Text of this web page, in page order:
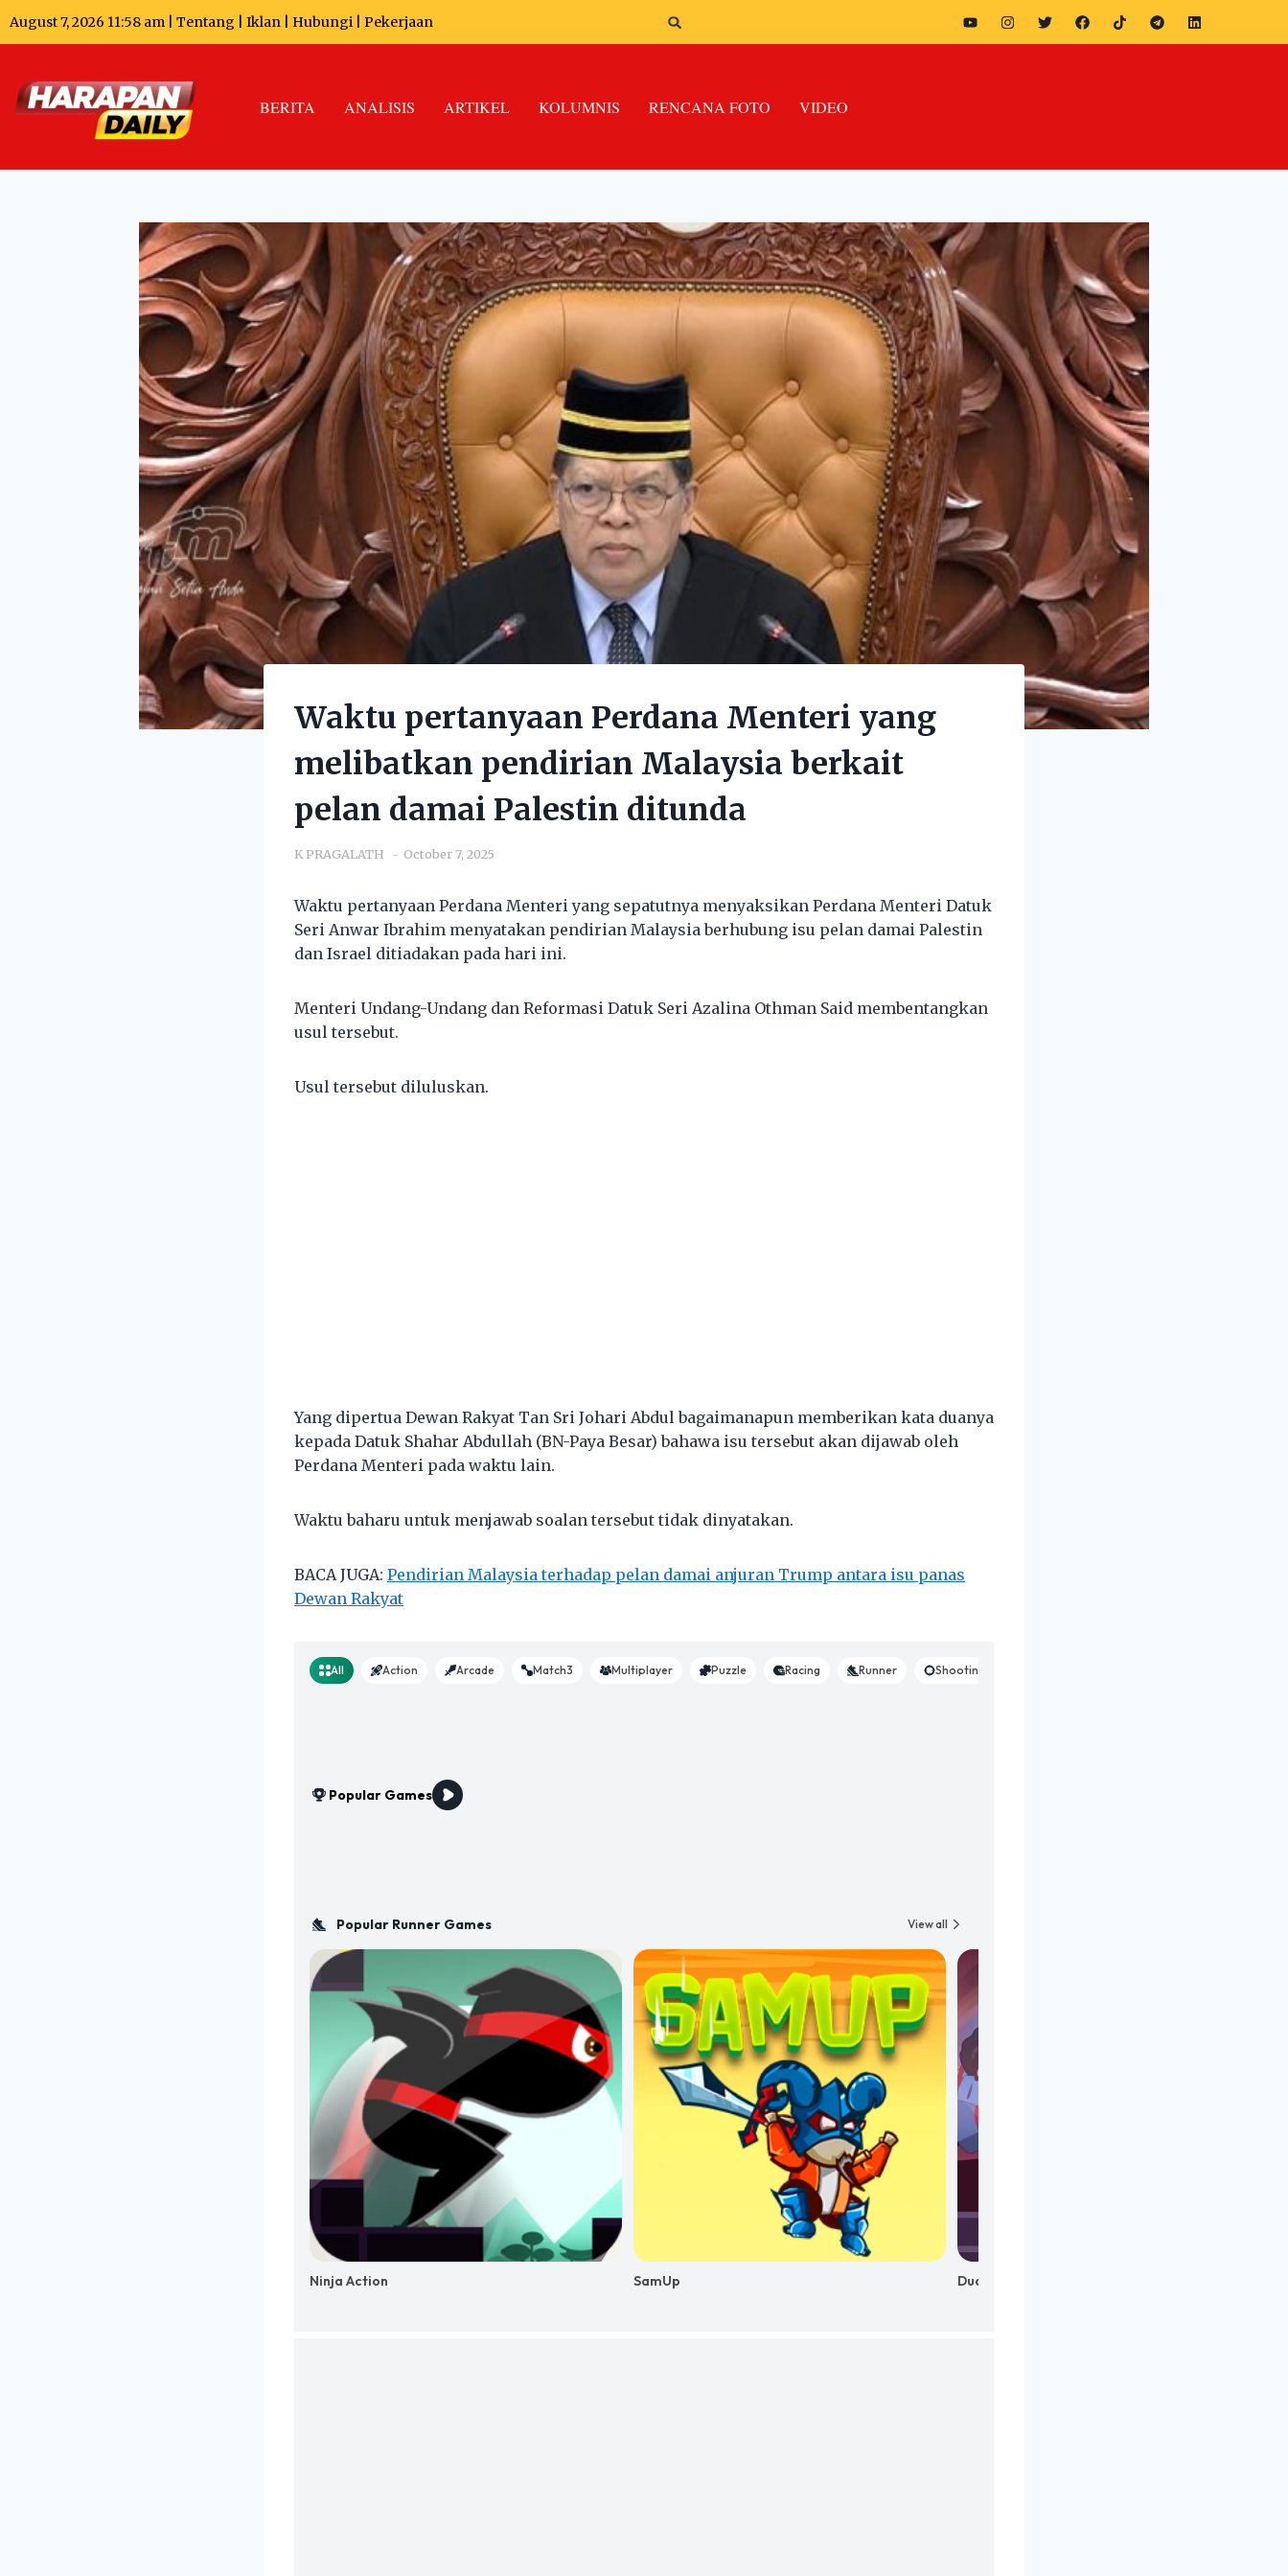
August 7, 2026 11:58 am | Tentang Iklan Hubungi Pekerjaan
BERITA ANALISIS ARTIKEL KOLUMNIS RENCANA FOTO VIDEO
Waktu pertanyaan Perdana Menteri yang
melibatkan pendirian Malaysia berkait
pelan damai Palestin ditunda
K PRAGALATH October 7, 2025
Waktu pertanyaan Perdana Menteri yang sepatutnya menyaksikan Perdana Menteri Datuk
Seri Anwar Ibrahim menyatakan pendirian Malaysia berhubung isu pelan damai Palestin
dan Israel ditiadakan pada hari ini.
Menteri Undang-Undang dan Reformasi Datuk Seri Azalina Othman Said membentangkan
usul tersebut.
Usul tersebut diluluskan.
Yang dipertua Dewan Rakyat Tan Sri Johari Abdul bagaimanapun memberikan kata duanya
kepada Datuk Shahar Abdullah (BN-Paya Besar) bahawa isu tersebut akan dijawab oleh
Perdana Menteri pada waktu lain.
Waktu baharu untuk menjawab soalan tersebut tidak dinyatakan.
BACA JUGA: Pendirian Malaysia terhadap pelan damai anjuran Trump antara isu panas
Dewan Rakyat